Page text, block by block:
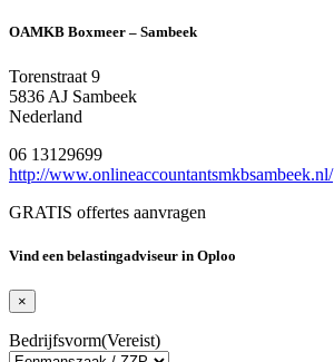
OAMKB Boxmeer – Sambeek
Torenstraat 9
5836 AJ Sambeek
Nederland
06 13129699
http://www.onlineaccountantsmkbsambeek.nl/
GRATIS offertes aanvragen
Vind een belastingadviseur in Oploo
×
Bedrijfsvorm(Vereist)